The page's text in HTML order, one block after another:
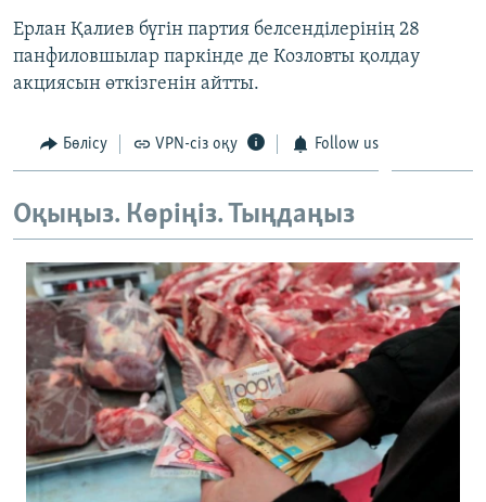
Ерлан Қалиев бүгін партия белсенділерінің 28
панфиловшылар паркінде де Козловты қолдау
акциясын өткізгенін айтты.
Бөлісу VPN-сіз оқу Follow us
Оқыңыз. Көріңіз. Тыңдаңыз